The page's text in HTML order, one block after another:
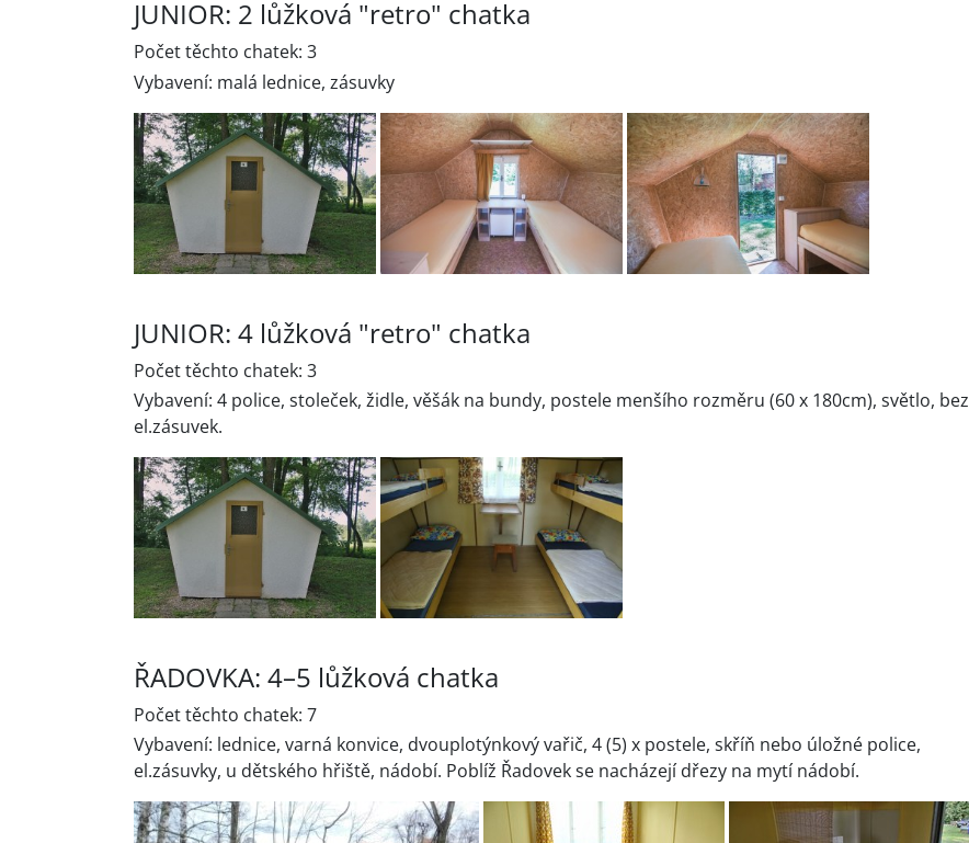
JUNIOR: 2 lůžková "retro" chatka
Počet těchto chatek: 3
Vybavení: malá lednice, zásuvky
JUNIOR: 4 lůžková "retro" chatka
Počet těchto chatek: 3
Vybavení: 4 police, stoleček, židle, věšák na bundy, postele menšího rozměru (60 x 180cm), světlo, bez
el.zásuvek.
ŘADOVKA: 4–5 lůžková chatka
Počet těchto chatek: 7
Vybavení: lednice, varná konvice, dvouplotýnkový vařič, 4 (5) x postele, skříň nebo úložné police,
el.zásuvky, u dětského hřiště, nádobí. Poblíž Řadovek se nacházejí dřezy na mytí nádobí.